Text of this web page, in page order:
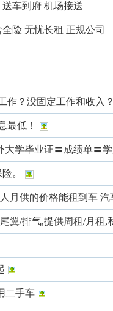
送车到府 机场接送
险 无忧长租 正规公司
作？没固定工作和收入
最低！
大学毕业证〓成绩单〓
。
月供的价格能租到车
翼/排气,提供周租/月租,
二手车